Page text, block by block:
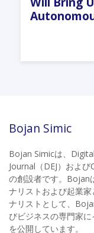
Bojan Simic
Bojan Simicは、
Journal（DEJ）および
の創設者です。Bojan
ナリストおよび起業
ナリストとして、
びビジネスの専門家
を公開しています。